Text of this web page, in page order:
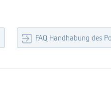
FAQ Handhabung des